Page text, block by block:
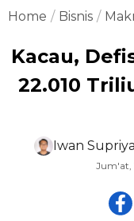
Home Bisnis
Kacau,
22.010
Iwan
Jum'at,